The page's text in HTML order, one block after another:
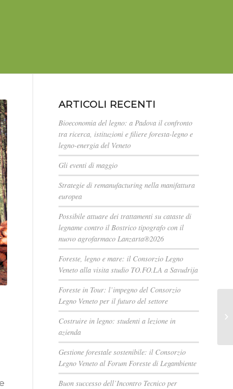
ARTICOLI RECENTI
Bioeconomia del legno: a Padova il confronto
tra ricerca, istituzioni e filiere foresta-legno e
legno-energia del Veneto
Gli eventi di maggio
Strategie di remanufacturing nella manifattura
europea
Possibile attuare dei trattamenti su cataste di
legname contro il Bostrico tipografo con il
nuovo agrofarmaco Lanzarta®2026
Foreste, legno e mare: il Consorzio Legno
Veneto alla visita studio TO.FO.LA a Savudrija
Foreste in Tour: l’impegno del Consorzio
Legno Veneto per il futuro del settore
Costruire in legno: studenti a lezione in
azienda
Gestione forestale sostenibile: il Consorzio
Legno Veneto al Forum Foreste di Legambiente
Buon successo dell’Incontro Tecnico per